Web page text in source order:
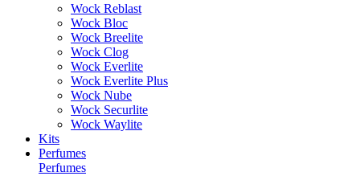
Wock Reblast
Wock Bloc
Wock Breelite
Wock Clog
Wock Everlite
Wock Everlite Plus
Wock Nube
Wock Securlite
Wock Waylite
Kits
Perfumes
Perfumes